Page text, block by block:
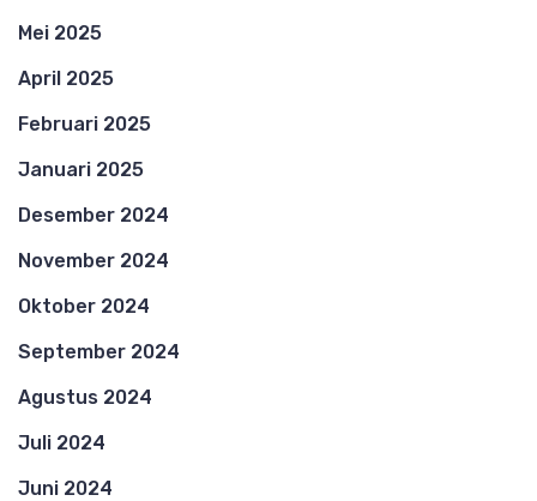
Mei 2025
April 2025
Februari 2025
Januari 2025
Desember 2024
November 2024
Oktober 2024
September 2024
Agustus 2024
Juli 2024
Juni 2024